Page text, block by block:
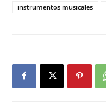
instrumentos musicales